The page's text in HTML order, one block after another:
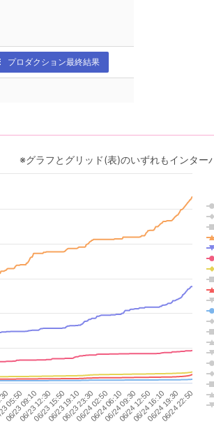
プロダクション最終結果
※グラフとグリッド(表)のいずれもインター
06/24 02:50
05:50
06/23 09:10
06/23 12:30
06/23 15:50
06/23 19:10
06/23 23:3006/24 06:10
06/24 09:30
06/24 12:50
06/24 16:10
06/24 19:30
06/24 22:50